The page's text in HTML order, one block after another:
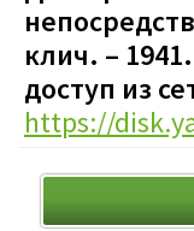
клич. – 1941.
доступ из
https://